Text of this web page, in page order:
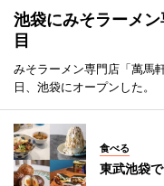
池袋にみそラーメ
目
みそラーメン専門店「萬馬
日、池袋にオープンした。
食べる
東武池袋